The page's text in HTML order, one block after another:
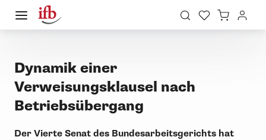
Dynamik einer
Verweisungsklausel nach
Betriebsübergang
Der Vierte Senat des Bundesarbeitsgerichts hat